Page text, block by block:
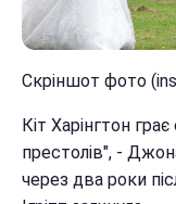
Скріншот фото
Кіт Харінгтон
престолів", -
через два роки